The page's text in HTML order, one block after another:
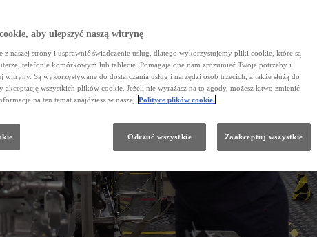
aby ulepszyć naszą witrynę
z naszej strony i usprawnić świadczenie usług, dlatego wykorzystujemy pliki cookie, które są
telefonie komórkowym lub tablecie. Pomagają one nam zrozumieć Twoje potrzeby i
witryny. Są wykorzystywane do dostarczania usług i narzędzi osób trzecich, a także służą do
akceptację wszystkich plików cookie. Jeżeli nie wyrażasz na to zgody, możesz łatwo zmienić
na ten temat znajdziesz w naszej Polityce plików cookie.
Odrzuć wszystkie Zaakceptuj wszystkie